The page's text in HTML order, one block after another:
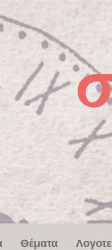
Θέματα